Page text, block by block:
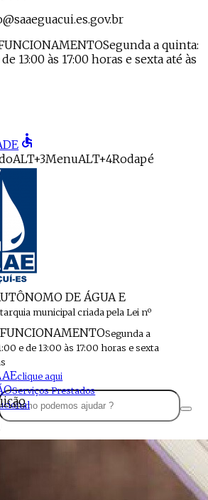
Segunda a quinta:
13:00 às 17:00 horas e sexta até às
accessible
ALT+3MenuALT+4Rodapé
DE ÁGUA E
municipal criada pela Lei nº
Segunda a
e de 13:00 às 17:00 horas e sexta
clique aqui
Serviços Prestados